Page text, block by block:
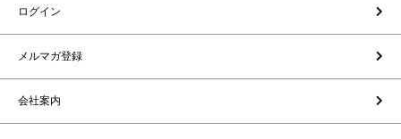
ログイン
メルマガ登録
会社案内